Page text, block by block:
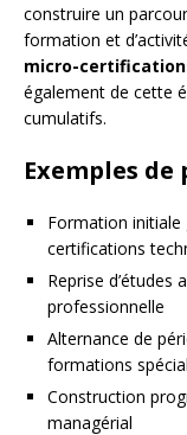
construire un
formation et
micro-
également de cette
cumulatifs.
Exemples
Formation initiale
certifications
Reprise d’études
professionnelle
Alternance de
formations
Construction
managérial